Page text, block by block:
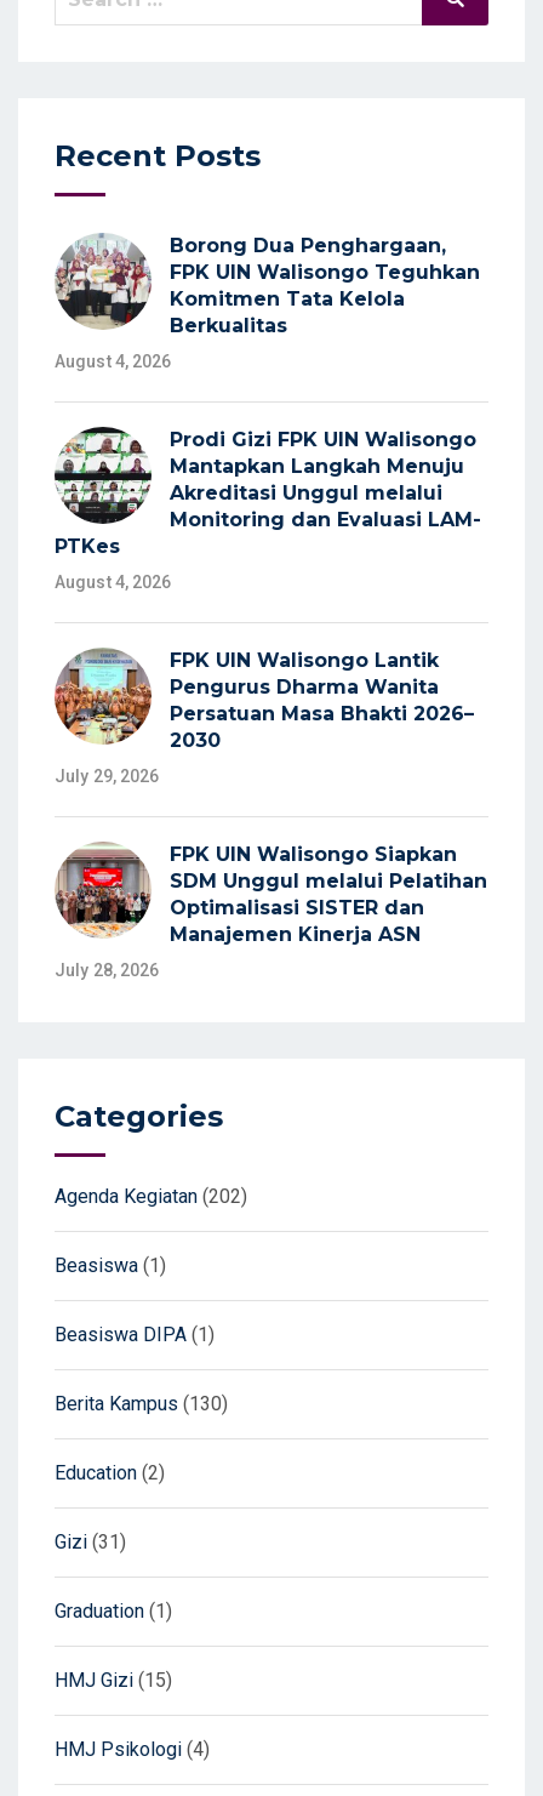
for:
Recent Posts
Borong Dua Penghargaan,
FPK UIN Walisongo Teguhkan
Komitmen Tata Kelola
Berkualitas
August 4, 2026
Prodi Gizi FPK UIN Walisongo
Mantapkan Langkah Menuju
Akreditasi Unggul melalui
Monitoring dan Evaluasi LAM-
PTKes
August 4, 2026
FPK UIN Walisongo Lantik
Pengurus Dharma Wanita
Persatuan Masa Bhakti 2026–
2030
July 29, 2026
FPK UIN Walisongo Siapkan
SDM Unggul melalui Pelatihan
Optimalisasi SISTER dan
Manajemen Kinerja ASN
July 28, 2026
Categories
Agenda Kegiatan (202)
Beasiswa (1)
Beasiswa DIPA (1)
Berita Kampus (130)
Education (2)
Gizi (31)
Graduation (1)
HMJ Gizi (15)
HMJ Psikologi (4)